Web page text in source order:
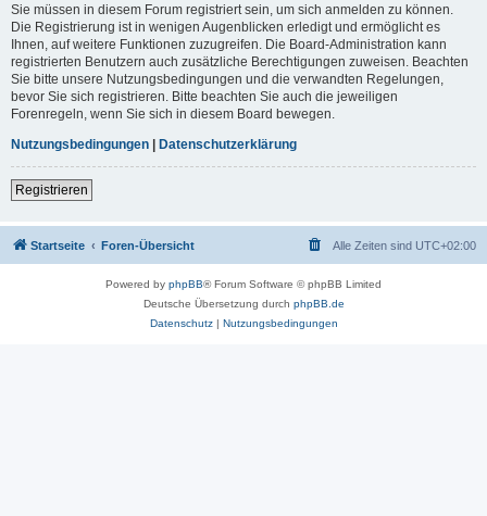
Sie müssen in diesem Forum registriert sein, um sich anmelden zu können.
Die Registrierung ist in wenigen Augenblicken erledigt und ermöglicht es
Ihnen, auf weitere Funktionen zuzugreifen. Die Board-Administration kann
registrierten Benutzern auch zusätzliche Berechtigungen zuweisen. Beachten
Sie bitte unsere Nutzungsbedingungen und die verwandten Regelungen,
bevor Sie sich registrieren. Bitte beachten Sie auch die jeweiligen
Forenregeln, wenn Sie sich in diesem Board bewegen.
Nutzungsbedingungen | Datenschutzerklärung
Registrieren
Startseite Foren-Übersicht Alle Zeiten sind UTC+02:00
Powered by phpBB® Forum Software © phpBB Limited
Deutsche Übersetzung durch phpBB.de
Datenschutz| Nutzungsbedingungen